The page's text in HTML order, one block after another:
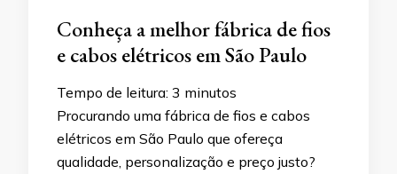
Conheça a melhor fábrica de fios
e cabos elétricos em São Paulo
Tempo de leitura: 3 minutos
Procurando uma fábrica de fios e cabos
elétricos em São Paulo que ofereça
qualidade, personalização e preço justo?